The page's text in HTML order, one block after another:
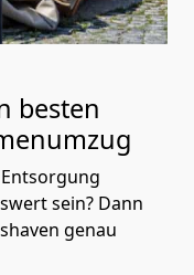
besten
sein? Dann
genau